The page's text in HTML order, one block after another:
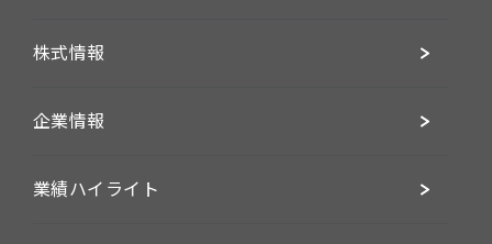
株式情報
企業情報
業績ハイライト